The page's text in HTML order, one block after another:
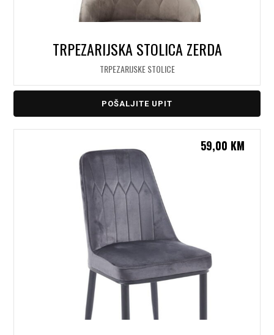
TRPEZARIJSKA STOLICA ZERDA
TRPEZARIJSKE STOLICE
POŠALJITE UPIT
59,00 KM